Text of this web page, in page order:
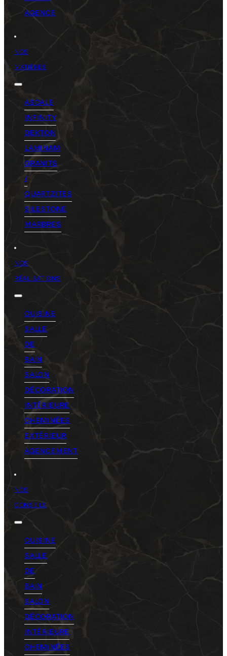
AGENCE
NOS
MATIÈRES
ASCALE
INFINITY
DEKTON
LAMINAM
GRANITS
/
QUARTZITES
SILESTONE
MARBRES
NOS
RÉALISATIONS
CUISINE
SALLE
DE
BAIN
SALON
DÉCORATION
INTÉRIEURE
CHEMINÉES
EXTÉRIEUR
AGENCEMENT
NOS
CONSEILS
CUISINE
SALLE
DE
BAIN
SALON
DÉCORATION
INTÉRIEURE
CHEMINÉES